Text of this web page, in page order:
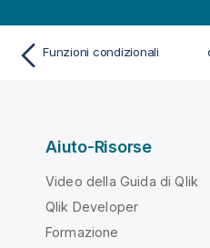
Funzioni condizionali
Aiuto-Risorse
Video della Guida di Qlik
Qlik Developer
Formazione